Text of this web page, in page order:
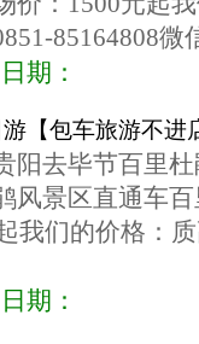
85164808微
期：
【包车旅游不进
阳去毕节百里
风景区直通车
我们的价格：
期：